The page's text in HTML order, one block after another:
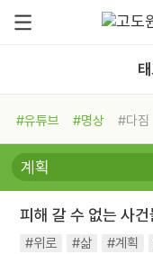
#유튜브 #명상 #다짐
#비전캠프
#독서캠프
#희망
#나눔 #친구
#독서
#건강 #면역력
피해 갈 수 없는 사건
#위로 #삶 #계획